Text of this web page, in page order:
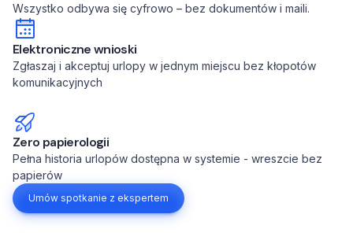
Wszystko odbywa się cyfrowo – bez dokumentów i maili.
Elektroniczne wnioski
Zgłaszaj i akceptuj urlopy w jednym miejscu bez kłopotów
komunikacyjnych
Zero papierologii
Pełna historia urlopów dostępna w systemie - wreszcie bez
papierów
Umów spotkanie z ekspertem